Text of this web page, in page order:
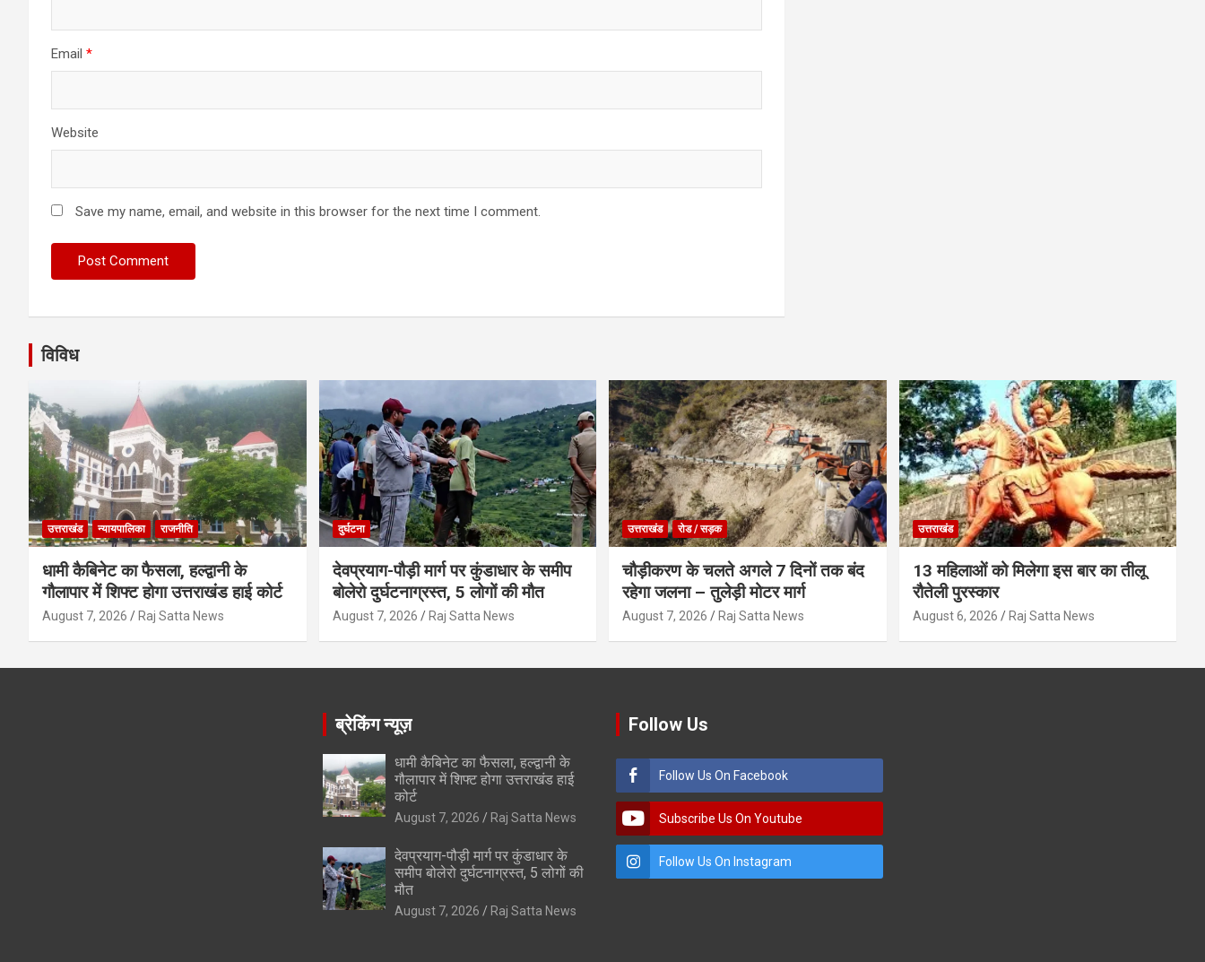
Email *
Website
Save my name, email, and website in this browser for the next time I comment.
विविध
उत्तराखंड न्यायपालिका राजनीति
धामी कैबिनेट का फैसला, हल्द्वानी के
गौलापार में शिफ्ट होगा उत्तराखंड हाई कोर्ट
August 7, 2026 Raj Satta News
दुर्घटना
देवप्रयाग-पौड़ी मार्ग पर कुंडाधार के समीप
बोलेरो दुर्घटनाग्रस्त, 5 लोगों की मौत
August 7, 2026 Raj Satta News
उत्तराखंड रोड / सड़क
चौड़ीकरण के चलते अगले 7 दिनों तक बंद
रहेगा जलना – तुलेड़ी मोटर मार्ग
August 7, 2026 Raj Satta News
उत्तराखंड
13 महिलाओं को मिलेगा इस बार का तीलू
रौतेली पुरस्कार
August 6, 2026 Raj Satta News
ब्रेकिंग न्यूज़
धामी कैबिनेट का फैसला, हल्द्वानी के
गौलापार में शिफ्ट होगा उत्तराखंड हाई
कोर्ट
August 7, 2026 Raj Satta News
देवप्रयाग-पौड़ी मार्ग पर कुंडाधार के
समीप बोलेरो दुर्घटनाग्रस्त, 5 लोगों की
मौत
August 7, 2026 Raj Satta News
Follow Us
Follow Us On Facebook
Subscribe Us On Youtube
Follow Us On Instagram